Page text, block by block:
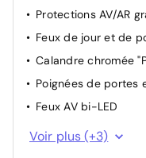
Protections AV/AR
Feux de jour et de
Calandre chromée
Poignées de portes
Feux AV bi-LED
Antenne de toit type
Voir plus (+3)